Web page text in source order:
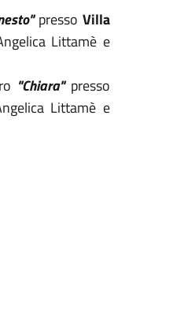
presso Villa
Littamè e
"Chiara"presso
Littamè e